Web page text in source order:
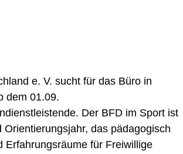
e. V. sucht für das Büro in
dem 01.09.
Der BFD im Sport ist
Orientierungsjahr, das pädagogisch
Erfahrungsräume für Freiwillige